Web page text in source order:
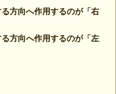
る方向へ作用するのが「右
る方向へ作用するのが「左